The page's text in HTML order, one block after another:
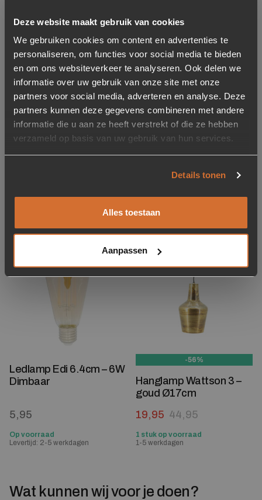
Deze website maakt gebruik van cookies
We gebruiken cookies om content en advertenties te
personaliseren, om functies voor social media te bieden
en om ons websiteverkeer te analyseren. Ook delen we
informatie over uw gebruik van onze site met onze
partners voor social media, adverteren en analyse. Deze
partners kunnen deze gegevens combineren met andere
informatie die u aan ze heeft verstrekt of die ze hebben
verzameld op basis van uw gebruik van hun services.
Details tonen
Alles toestaan
Aanpassen
Toevoegen aan verlanglijstje
Verwijderen van verlanglijst
Ledlamp Edison – Amber
Toevoegen aan
Verwijderen van verlanglijst
Ledlamp Edi 4.5 cm –
Levertijd: 2-5 werkdagen
Toevoegen aan verlanglijstje
Verwijderen van verlanglijst
Ledlamp Edi 6.4cm – 6W
Dimbaar
5,95
Op voorraad
Levertijd: 2-5 werkdagen
Toevoegen aan
Verwijderen van verlanglijst
-56%
Hanglamp Wattson 3 –
goud Ø17cm
44,95
Oorspronkelijke prijs
19,95
Huidige prijs is: 19,95.
1 stuk op voorraad
1-5 werkdagen
Wat kunnen wij voor je doen?